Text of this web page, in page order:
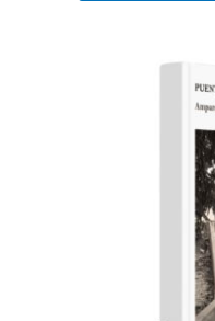
actual
2,50€.